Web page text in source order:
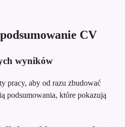
CV
wyników
pracy, aby od razu zbudować
podsumowania, które pokazują